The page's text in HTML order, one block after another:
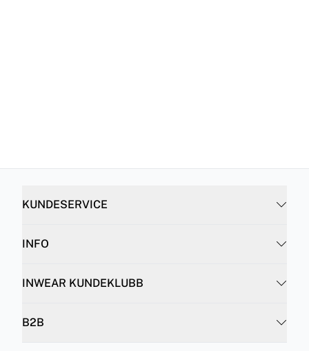
KUNDESERVICE
INFO
INWEAR KUNDEKLUBB
B2B